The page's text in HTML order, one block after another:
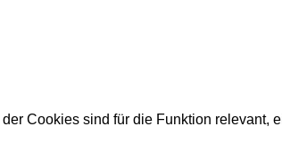
Cookies sind für die Funktion